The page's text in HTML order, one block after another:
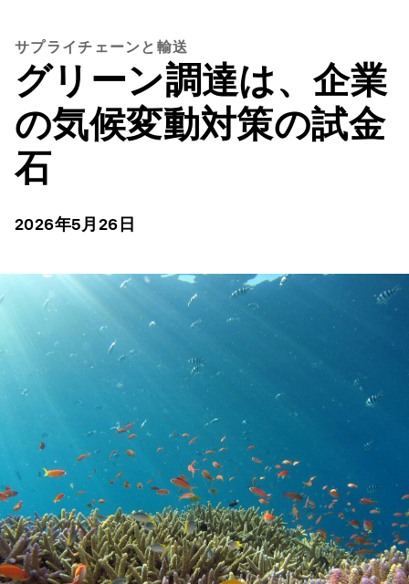
サプライチェーンと輸送
グリーン調達は、企業
の気候変動対策の試金
石
2026年5月26日